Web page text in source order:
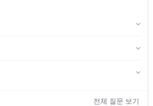
전체 질문 보기